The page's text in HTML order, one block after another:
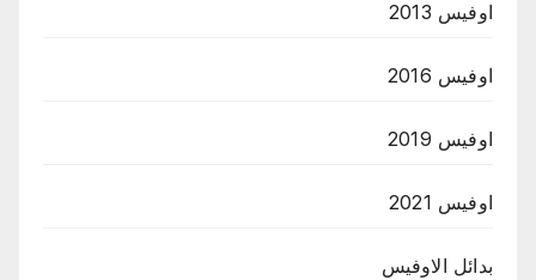
اوفيس 2013
اوفيس 2016
اوفيس 2019
اوفيس 2021
بدائل الاوفيس